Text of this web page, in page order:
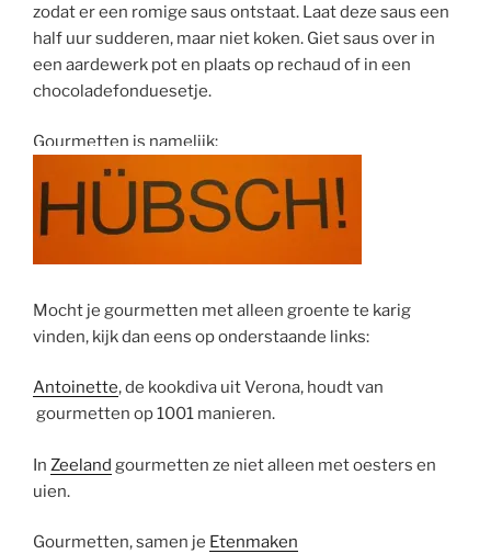
zodat er een romige saus ontstaat. Laat deze saus een
half uur sudderen, maar niet koken. Giet saus over in
een aardewerk pot en plaats op rechaud of in een
chocoladefonduesetje.
Gourmetten is namelijk:
Mocht je gourmetten met alleen groente te karig
vinden, kijk dan eens op onderstaande links:
Antoinette, de kookdiva uit Verona, houdt van
gourmetten op 1001 manieren.
In Zeeland gourmetten ze niet alleen met oesters en
uien.
Gourmetten, samen je Etenmaken